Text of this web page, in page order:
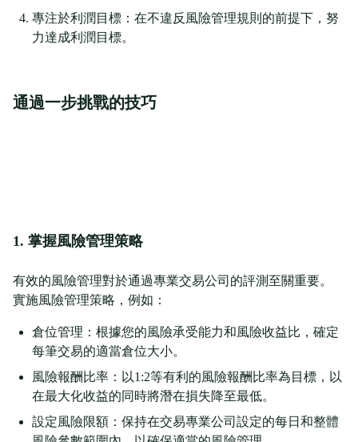
專注於利潤目標：在不違反風險管理規則的前提下，努
力達成利潤目標。
通過一步挑戰的技巧
1. 掌握風險管理策略
有效的風險管理對於通過專業交易公司的評測至關重要。
實施風險管理策略，例如：
倉位管理：根據您的風險承受能力和風險收益比，確定
每筆交易的適當倉位大小。
風險報酬比率：以1:2等有利的風險報酬比率為目標，以
在最大化收益的同時將潛在損失降至最低。
設定風險限額：保持在交易專業公司設定的每日和整體